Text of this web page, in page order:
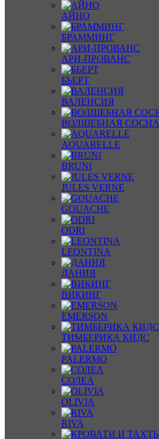
АЙНО
БРАММИНГ
АРИ-ПРОВАНС
БЬЕРТ
ВАЛЕНСИЯ
ВОЛШЕБНАЯ СОСНА
AQUARELLE
BRUNI
JULES VERNE
GOUACHE
ODRI
LEONTINA
ДАНИЯ
ВИКИНГ
EMERSON
ТИМБЕРИКА КИДС
PALERMO
СОЛЕА
OLIVIA
RIVA